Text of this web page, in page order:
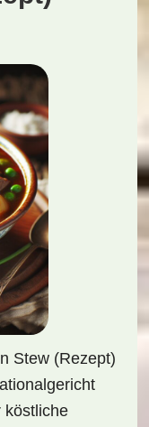
Stew (Rezept)
köstliche